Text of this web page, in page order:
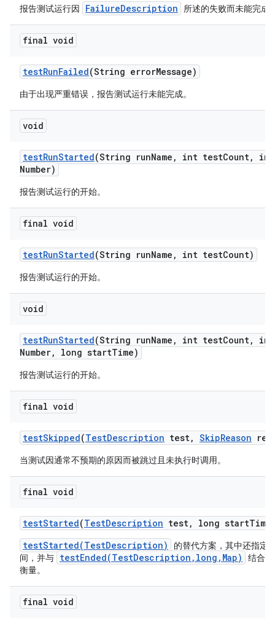
报告测试运行因 FailureDescription 所述的失败而未能完成
final void
testRunFailed(String errorMessage)
由于出现严重错误，报告测试运行未能完成。
void
testRunStarted(String runName , int testCount,
int
Number)
报告测试运行的开始。
final void
testRunStarted(String runName , int testCount)
报告测试运行的开始。
void
testRunStarted(String runName , int testCount,
int
Number, long startTime)
报告测试运行的开始。
final void
testSkipped(TestDescription test, SkipReason
当测试因通常不预期的原因而被跳过且未执行时调用。
final void
testStarted(TestDescription test, long start
testStarted(TestDescription)
的替代方案，其中还指定
间，并与 testEnded(TestDescription,long,Map)
结合
衡量。
final void